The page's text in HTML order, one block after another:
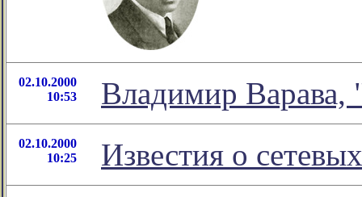
02.10.2000
10:53
Владимир Варава,
02.10.2000
10:25
Известия о